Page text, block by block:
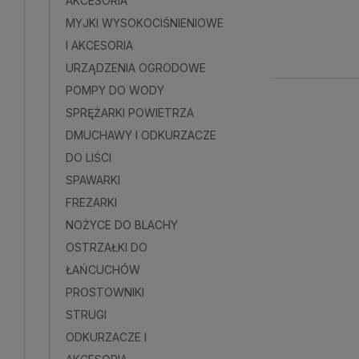
MYJKI WYSOKOCIŚNIENIOWE
I AKCESORIA
URZĄDZENIA OGRODOWE
POMPY DO WODY
SPRĘŻARKI POWIETRZA
DMUCHAWY I ODKURZACZE
DO LIŚCI
SPAWARKI
FREZARKI
NOŻYCE DO BLACHY
OSTRZAŁKI DO
ŁAŃCUCHÓW
PROSTOWNIKI
STRUGI
ODKURZACZE I